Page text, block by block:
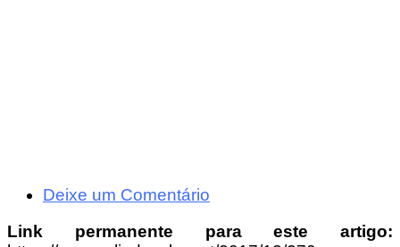
Deixe um Comentário
Link permanente para este artigo: